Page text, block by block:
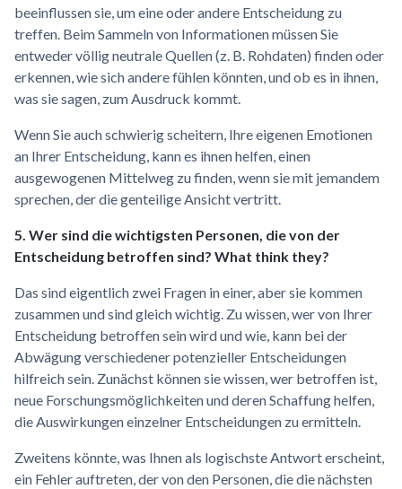
beeinflussen sie, um eine oder andere Entscheidung zu
treffen. Beim Sammeln von Informationen müssen Sie
entweder völlig neutrale Quellen (z. B. Rohdaten) finden oder
erkennen, wie sich andere fühlen könnten, und ob es in ihnen,
was sie sagen, zum Ausdruck kommt.
Wenn Sie auch schwierig scheitern, Ihre eigenen Emotionen
an Ihrer Entscheidung, kann es ihnen helfen, einen
ausgewogenen Mittelweg zu finden, wenn sie mit jemandem
sprechen, der die genteilige Ansicht vertritt.
5. Wer sind die wichtigsten Personen, die von der
Entscheidung betroffen sind? What think they?
Das sind eigentlich zwei Fragen in einer, aber sie kommen
zusammen und sind gleich wichtig. Zu wissen, wer von Ihrer
Entscheidung betroffen sein wird und wie, kann bei der
Abwägung verschiedener potenzieller Entscheidungen
hilfreich sein. Zunächst können sie wissen, wer betroffen ist,
neue Forschungsmöglichkeiten und deren Schaffung helfen,
die Auswirkungen einzelner Entscheidungen zu ermitteln.
Zweitens könnte, was Ihnen als logischste Antwort erscheint,
ein Fehler auftreten, der von den Personen, die die nächsten